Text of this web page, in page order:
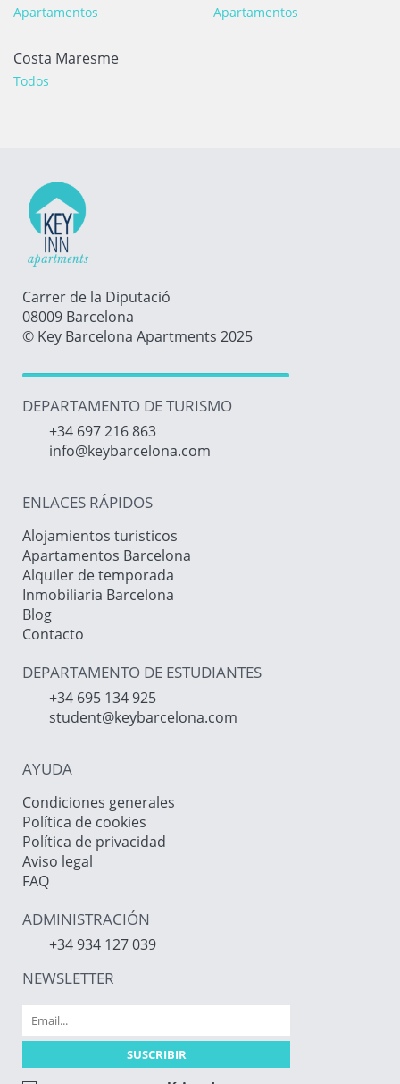
Apartamentos Apartamentos
Costa Maresme
Todos
Carrer de la Diputació
08009 Barcelona
© Key Barcelona Apartments 2025
DEPARTAMENTO DE TURISMO
+34 697 216 863
info@keybarcelona.com
ENLACES RÁPIDOS
Alojamientos turisticos
Apartamentos Barcelona
Alquiler de temporada
Inmobiliaria Barcelona
Blog
Contacto
DEPARTAMENTO DE ESTUDIANTES
+34 695 134 925
student@keybarcelona.com
AYUDA
Condiciones generales
Política de cookies
Política de privacidad
Aviso legal
FAQ
ADMINISTRACIÓN
+34 934 127 039
NEWSLETTER